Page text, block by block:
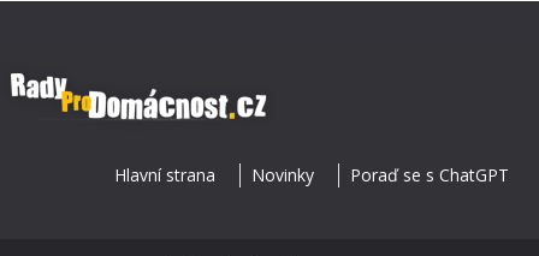
Hlavní strana Novinky Poraď se s ChatGPT